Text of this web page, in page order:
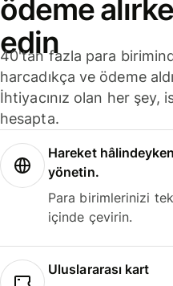
ödeme
edin
40'tan fazla para
harcadıkça ve ödeme
İhtiyacınız olan her şey,
hesapta.
Hareket
yönetin.
Para birimlerinizi
içinde çevirin.
Uluslararası kart